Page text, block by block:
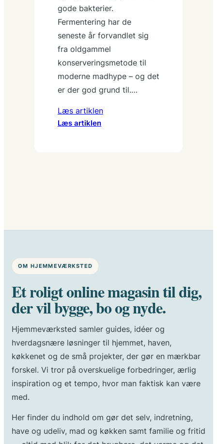
gode bakterier.
Fermentering har de
seneste år forvandlet sig
fra oldgammel
konserveringsmetode til
moderne madhype – og det
er der god grund til.…
Læs artiklen
Læs artiklen:
OM HJEMMEVÆRKSTED
Et roligt online magasin til dig,
der vil bygge, bo og nyde.
Hjemmeværksted samler guides, idéer og
hverdagsnære løsninger til hjemmet, haven,
køkkenet og de små projekter, der gør en mærkbar
forskel. Vi tror på overskuelige forbedringer, ærlig
inspiration og et tempo, hvor man faktisk kan være
med.
Her finder du indhold om gør det selv, indretning,
have og udeliv, mad og køkken samt familie og fritid